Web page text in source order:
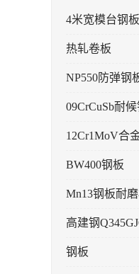
4米宽模台钢板
热轧卷板
NP550防弹钢
09CrCuSb耐候
12Cr1MoV合
BW400钢板
Mn13钢板耐
高建钢
钢板